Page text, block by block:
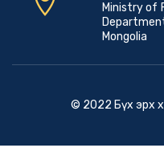
Ministry of
Mongolia
© 2022 Бүх эрх